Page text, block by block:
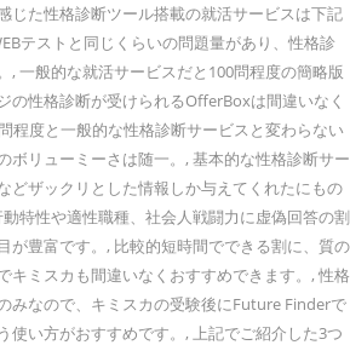
じた性格診断ツール搭載の就活サービスは下記
テストと同じくらいの問題量があり、性格診
, 一般的な就活サービスだと100問程度の簡略版
の性格診断が受けられるOfferBoxは間違いなく
程度と一般的な性格診断サービスと変わらない
ボリューミーさは随一。, 基本的な性格診断サー
どザックリとした情報しか与えてくれたにもの
特性や適性職種、社会人戦闘力に虚偽回答の割
が豊富です。, 比較的短時間でできる割に、質の
キミスカも間違いなくおすすめできます。, 性格
みなので、キミスカの受験後にFuture Finderで
使い方がおすすめです。, 上記でご紹介した3つ